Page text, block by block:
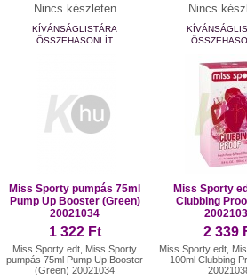
Nincs készleten
KÍVÁNSÁGLISTÁRA
ÖSSZEHASONLÍT
Nincs
Miss Sporty pumpás 75ml
Pump Up Booster (Green)
20021034
1 322 Ft
Miss Sporty edt, Miss Sporty
pumpás 75ml Pump Up Booster
(Green) 20021034
Miss Sporty
Clubbing
2 339
Miss Sporty edt,
100ml Clubbing